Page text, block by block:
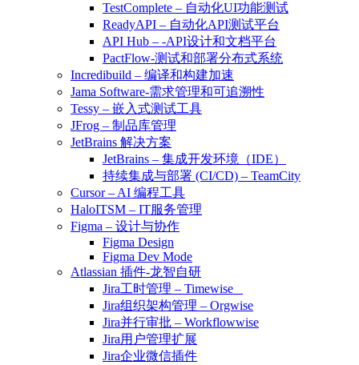
TestComplete – 自动化UI功能测试
ReadyAPI – 自动化API测试平台
API Hub – -API设计和文档平台
PactFlow-测试和部署分布式系统
Incredibuild – 编译和构建加速
Jama Software-需求管理和可追溯性
Tessy – 嵌入式测试工具
JFrog – 制品库管理
JetBrains 解决方案
JetBrains – 集成开发环境（IDE）
持续集成与部署 (CI/CD) – TeamCity
Cursor – AI 编程工具
HaloITSM – IT服务管理
Figma – 设计与协作
Figma Design
Figma Dev Mode
Atlassian 插件-龙智自研
Jira工时管理 – Timewise
Jira组织架构管理 – Orgwise
Jira并行审批 – Workflowwise
Jira用户管理扩展
Jira企业微信插件